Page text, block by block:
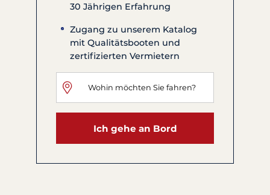
30 Jährigen Erfahrung
Zugang zu unserem Katalog
mit Qualitätsbooten und
zertifizierten Vermietern
Ich gehe an Bord